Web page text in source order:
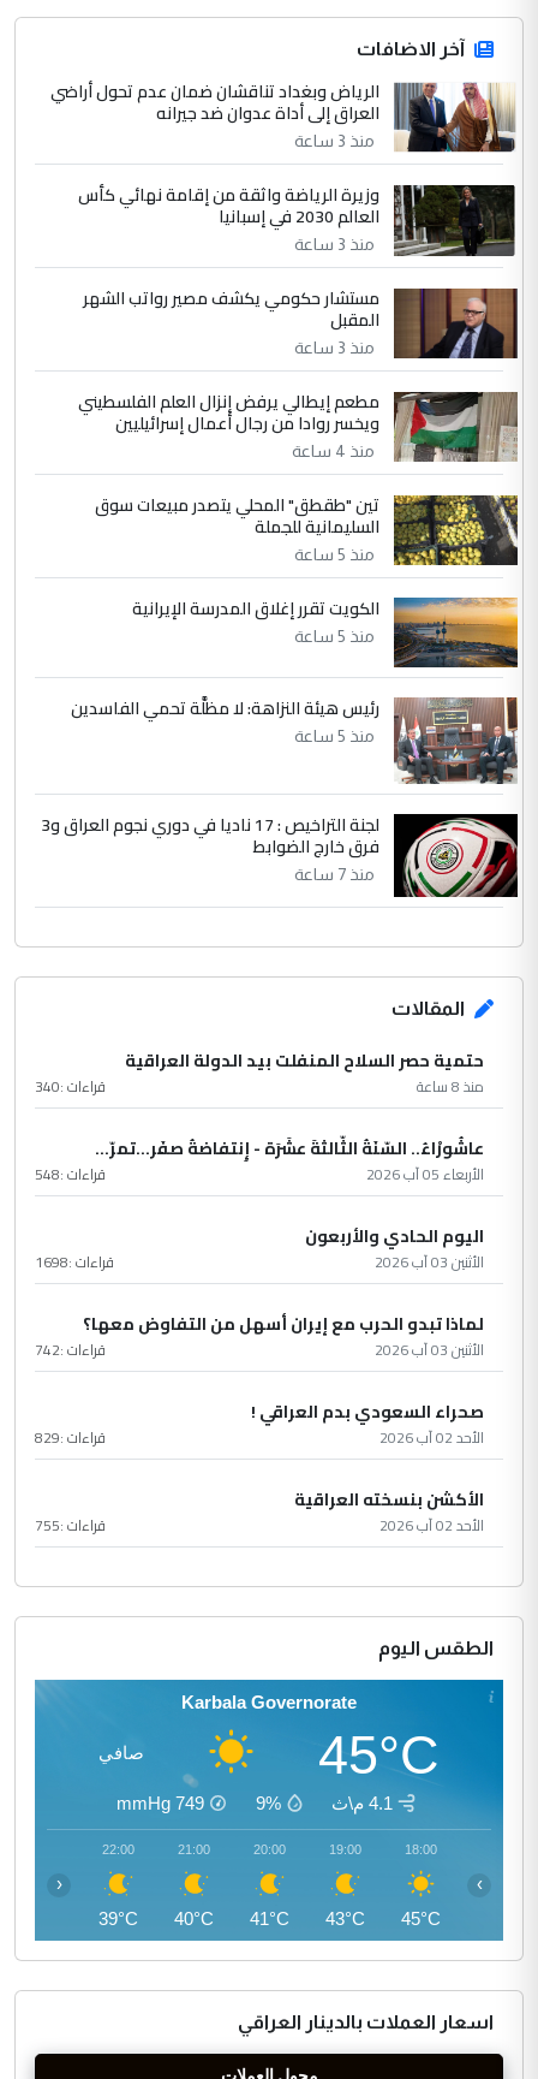
جنسية الرافد الثالث للعراق ومن اصول عريقة
ابا فرات ...
الموضوع :
الجواهري يرد على صدام حسين سل
مضجعيك يابن الزنا (نص كامل)
سردار
التعليق : واحد من عصابة علي ماما يسقط
جنسية الرافد الثالث للعراق ومن اصول عريقة
ابا فرات ...
الموضوع :
الجواهري يرد على صدام حسين سل
مضجعيك يابن الزنا (نص كامل)
5 حيدر عاشور
التعليق : تحياتي لك استاذ حامدتركان. كلام
دقيق ومسؤول؛ فالاستثمار الحقيقي للإنسان
وثروات البلد يعتمد على الكفاءة ...
الموضوع :
بين الإهمال واغتصاب الأرض.. بلاد
الرافدين تعاني الجفاف والتصحر!!
آخر الاضافات
الرياض وبغداد تناقشان ضمان عدم تحول أراضي
العراق إلى أداة عدوان ضد جيرانه
منذ 3 ساعة
وزيرة الرياضة واثقة من إقامة نهائي كأس
العالم 2030 في إسبانيا
منذ 3 ساعة
مستشار حكومي يكشف مصير رواتب الشهر
المقبل
منذ 3 ساعة
مطعم إيطالي يرفض إنزال العلم الفلسطيني
ويخسر روادا من رجال أعمال إسرائيليين
منذ 4 ساعة
تين "طقطق" المحلي يتصدر مبيعات سوق
السليمانية للجملة
منذ 5 ساعة
الكويت تقرر إغلاق المدرسة الإيرانية
منذ 5 ساعة
رئيس هيئة النزاهة: لا مظلَّة تحمي الفاسدين
منذ 5 ساعة
لجنة التراخيص : 17 ناديا في دوري نجوم العراق و3
فرق خارج الضوابط
منذ 7 ساعة
المقالات
حتمية حصر السلاح المنفلت بيد الدولة العراقية
منذ 8 ساعة قراءات :340
عاشُورْاءُ.. السّنَةُ الثّالثةَ عشَرَة - إِنتفاضةُ صفَر…تمرّ...
الأربعاء 05 آب 2026 قراءات :548
اليوم الحادي والأربعون
الأثنين 03 آب 2026 قراءات :1698
لماذا تبدو الحرب مع إيران أسهل من التفاوض معها؟
الأثنين 03 آب 2026 قراءات :742
صحراء السعودي بدم العراقي !
الأحد 02 آب 2026 قراءات :829
الأكشن بنسخته العراقية
الأحد 02 آب 2026 قراءات :755
الطقس اليوم
Karbala Governorate
45°C صافي
4.1 م\ث 9%
749
mmHg
18:00
45°C
19:00
43°C
20:00
41°C
21:00
40°C
22:00
39°C
‹ ›
اسعار العملات بالدينار العراقي